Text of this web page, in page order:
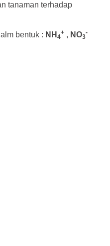
tanaman terhadap
bentuk : NH 4
+ , NO3
-